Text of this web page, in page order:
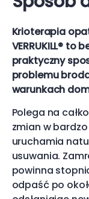
Krioterapia
VERRUKILL® to
praktyczny
problemu
warunkach
Polega na
zmian w
uruchamia
usuwania.
powinna
odpaść po